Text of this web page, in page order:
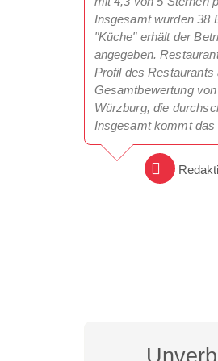
Insgesamt wurden 38
"Küche" erhält der
angegeben.
Profil des
Gesamtbewertung
Würzburg, die
Insgesamt kommt